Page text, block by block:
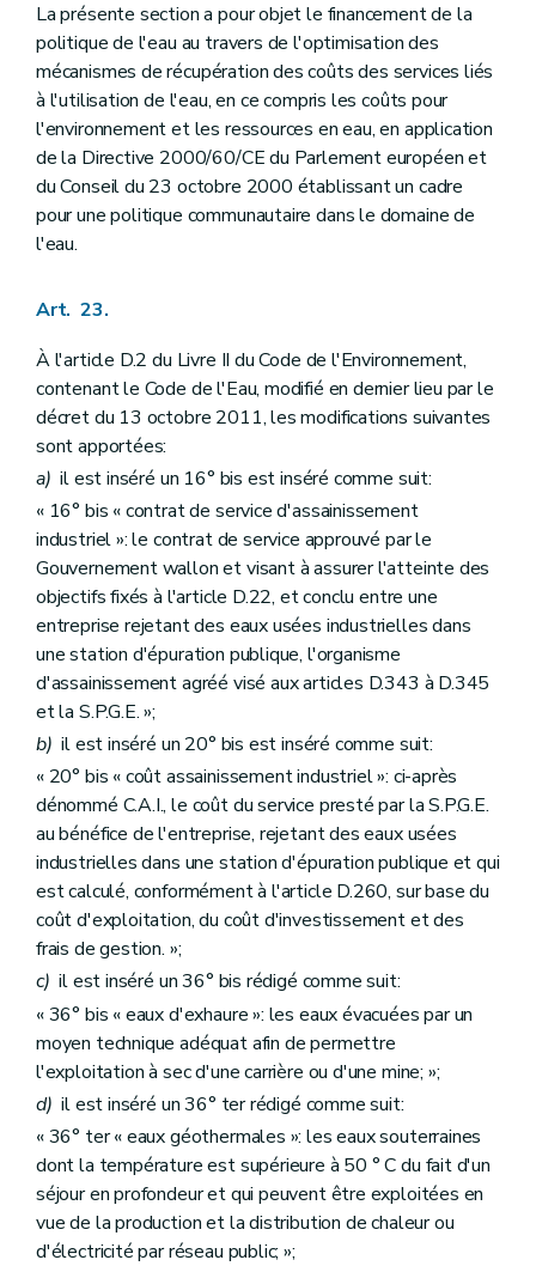
La présente section a pour objet le financement de la
politique de l'eau au travers de l'optimisation des
mécanismes de récupération des coûts des services liés
à l'utilisation de l'eau, en ce compris les coûts pour
l'environnement et les ressources en eau, en application
de la Directive 2000/60/CE du Parlement européen et
du Conseil du 23 octobre 2000 établissant un cadre
pour une politique communautaire dans le domaine de
l'eau.
Art. 23.
À l'article D.2 du Livre II du Code de l'Environnement,
contenant le Code de l'Eau, modifié en dernier lieu par le
décret du 13 octobre 2011, les modifications suivantes
sont apportées:
a) il est inséré un 16° bis est inséré comme suit:
« 16° bis « contrat de service d'assainissement
industriel »: le contrat de service approuvé par le
Gouvernement wallon et visant à assurer l'atteinte des
objectifs fixés à l'article D.22, et conclu entre une
entreprise rejetant des eaux usées industrielles dans
une station d'épuration publique, l'organisme
d'assainissement agréé visé aux articles D.343 à D.345
et la S.P.G.E. »;
b) il est inséré un 20° bis est inséré comme suit:
« 20° bis « coût assainissement industriel »: ci-après
dénommé C.A.I., le coût du service presté par la S.P.G.E.
au bénéfice de l'entreprise, rejetant des eaux usées
industrielles dans une station d'épuration publique et qui
est calculé, conformément à l'article D.260, sur base du
coût d'exploitation, du coût d'investissement et des
frais de gestion. »;
c) il est inséré un 36° bis rédigé comme suit:
« 36° bis « eaux d'exhaure »: les eaux évacuées par un
moyen technique adéquat afin de permettre
l'exploitation à sec d'une carrière ou d'une mine; »;
d) il est inséré un 36° ter rédigé comme suit:
« 36° ter « eaux géothermales »: les eaux souterraines
dont la température est supérieure à 50 ° C du fait d'un
séjour en profondeur et qui peuvent être exploitées en
vue de la production et la distribution de chaleur ou
d'électricité par réseau public; »;